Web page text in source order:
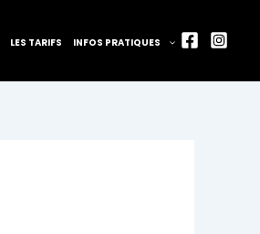
LES TARIFS INFOS PRATIQUES